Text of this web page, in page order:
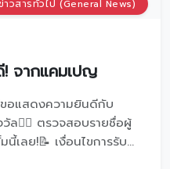
าวสารทั่วไป (General News)
! จากแคมเปญ
อแสดงความยินดีกับ
ล👇🏻 ตรวจสอบรายชื่อผู้
เลย!📝 เงื่อนไขการรับ